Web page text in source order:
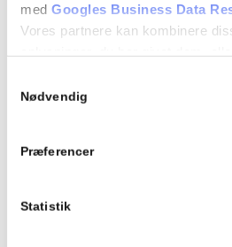
med Googles Business Data
Vores partnere kan kombinere
Nødvendig
Præferencer
Statistik
tracking baseret på